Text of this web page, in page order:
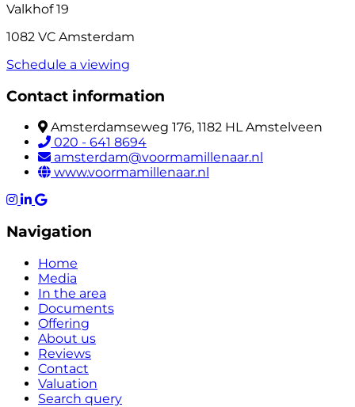
Valkhof 19
1082 VC Amsterdam
Schedule a viewing
Contact information
Amsterdamseweg 176, 1182 HL Amstelveen
020 - 641 8694
amsterdam@voormamillenaar.nl
www.voormamillenaar.nl
Navigation
Home
Media
In the area
Documents
Offering
About us
Reviews
Contact
Valuation
Search query